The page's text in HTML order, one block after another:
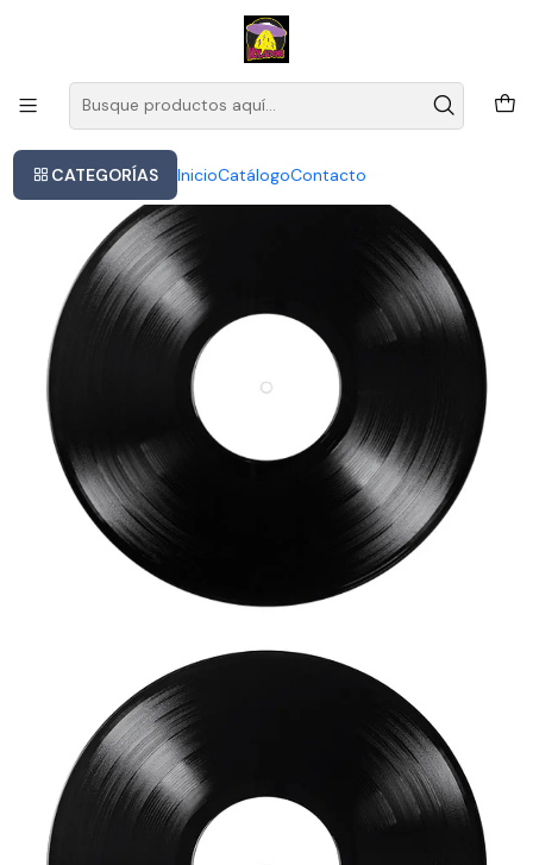
CATEGORÍAS InicioCatálogoContacto
Este es el texto del slide